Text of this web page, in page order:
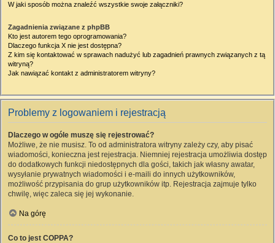
W jaki sposób można znaleźć wszystkie swoje załączniki?
Zagadnienia związane z phpBB
Kto jest autorem tego oprogramowania?
Dlaczego funkcja X nie jest dostępna?
Z kim się kontaktować w sprawach nadużyć lub zagadnień prawnych związanych z tą
witryną?
Jak nawiązać kontakt z administratorem witryny?
Problemy z logowaniem i rejestracją
Dlaczego w ogóle muszę się rejestrować?
Możliwe, że nie musisz. To od administratora witryny zależy czy, aby pisać
wiadomości, konieczna jest rejestracja. Niemniej rejestracja umożliwia dostęp
do dodatkowych funkcji niedostępnych dla gości, takich jak własny awatar,
wysyłanie prywatnych wiadomości i e-maili do innych użytkowników,
możliwość przypisania do grup użytkowników itp. Rejestracja zajmuje tylko
chwilę, więc zaleca się jej wykonanie.
Na górę
Co to jest COPPA?